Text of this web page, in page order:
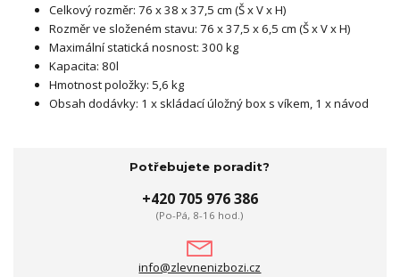
Celkový rozměr: 76 x 38 x 37,5 cm (Š x V x H)
Rozměr ve složeném stavu: 76 x 37,5 x 6,5 cm (Š x V x H)
Maximální statická nosnost: 300 kg
Kapacita: 80l
Hmotnost položky: 5,6 kg
Obsah dodávky: 1 x skládací úložný box s víkem, 1 x návod
Potřebujete poradit?
+420 705 976 386
(Po-Pá, 8-16 hod.)
info@zlevnenizbozi.cz